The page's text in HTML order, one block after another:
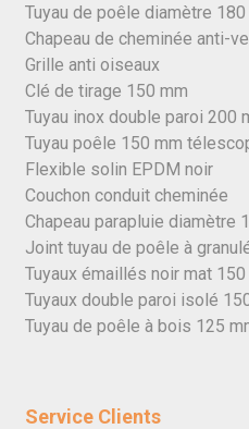
Tuyau de poêle diamètre 180
Chapeau de cheminée anti-
Grille anti oiseaux
Clé de tirage 150 mm
Tuyau inox double paroi 200
Tuyau poêle 150 mm
Flexible solin EPDM noir
Couchon conduit cheminée
Chapeau parapluie diamètre
Joint tuyau de poêle à
Tuyaux émaillés noir mat 150
Tuyaux double paroi isolé
Tuyau de poêle à bois 125
Service Clients